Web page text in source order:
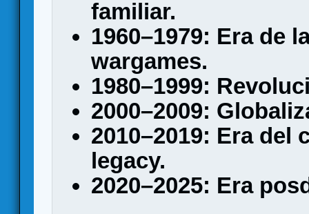
familiar.
1960–1979: Era de
wargames.
1980–1999:
2000–2009:
2010–2019: Era
legacy.
2020–2025: Era